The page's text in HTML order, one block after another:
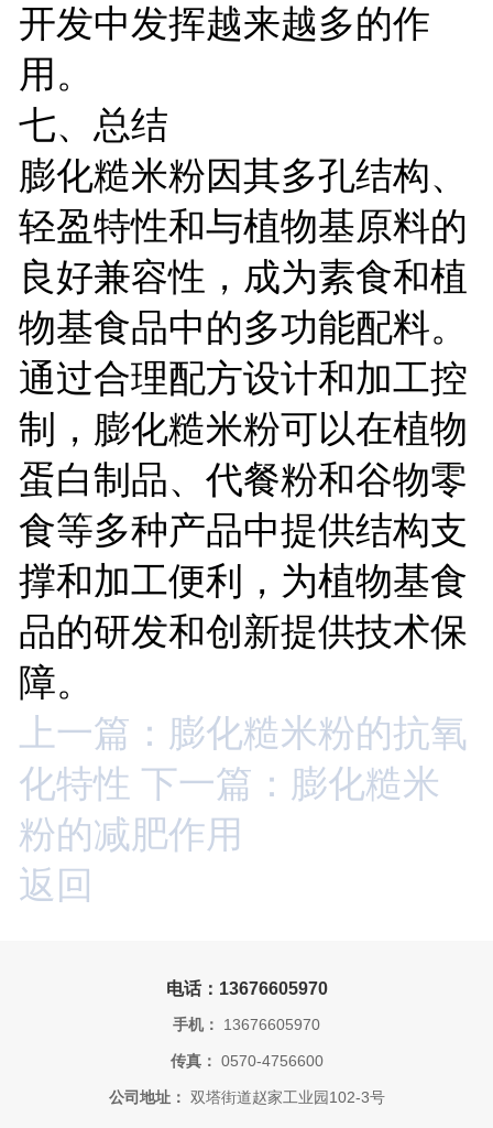
开发中发挥越来越多的作
用。
七、总结
膨化糙米粉因其多孔结构、
轻盈特性和与植物基原料的
良好兼容性，成为素食和植
物基食品中的多功能配料。
通过合理配方设计和加工控
制，膨化糙米粉可以在植物
蛋白制品、代餐粉和谷物零
食等多种产品中提供结构支
撑和加工便利，为植物基食
品的研发和创新提供技术保
障。
上一篇：膨化糙米粉的抗氧
化特性 下一篇：膨化糙米
粉的减肥作用
返回
电话：13676605970
手机： 13676605970
传真： 0570-4756600
公司地址： 双塔街道赵家工业园102-3号